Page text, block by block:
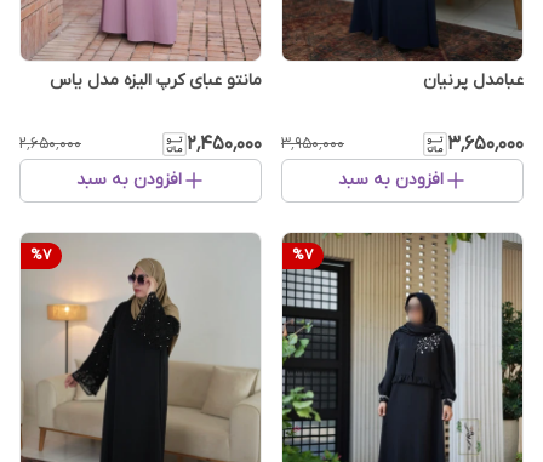
عبامدل پرنیان
۳٬۶۵۰٬۰۰۰ ۳٬۹۵۰٬۰۰۰
افزودن به سبد
مانتو عبای کرپ الیزه مدل یاس
۲٬۴۵۰٬۰۰۰ ۲٬۶۵۰٬۰۰۰
افزودن به سبد
%7
%7